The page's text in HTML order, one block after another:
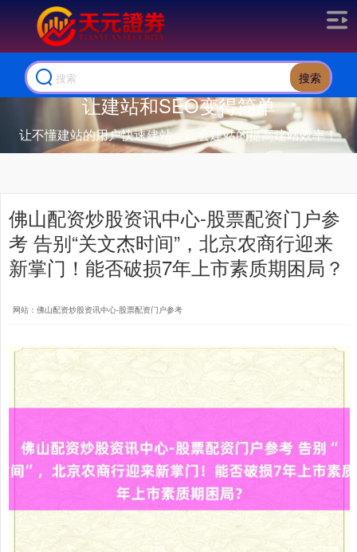
搜索
让建站和SEO变得简单
让不懂建站的用户快速建站，让会建站的提高建站效率！
佛山配资炒股资讯中心-股票配资门户参
考 告别“关文杰时间”，北京农商行迎来
新掌门！能否破损7年上市素质期困局？
网站：佛山配资炒股资讯中心-股票配资门户参考